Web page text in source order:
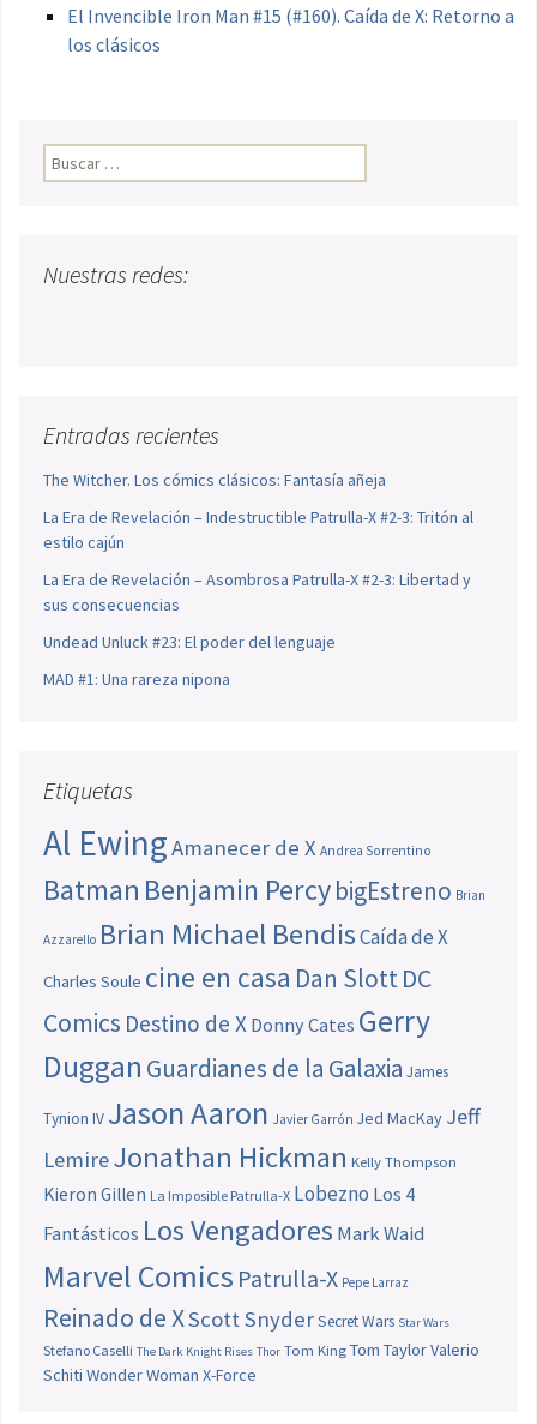
El Invencible Iron Man #15 (#160). Caída de X: Retorno a
los clásicos
Buscar:
Nuestras redes:
Entradas recientes
The Witcher. Los cómics clásicos: Fantasía añeja
La Era de Revelación – Indestructible Patrulla-X #2-3: Tritón al
estilo cajún
La Era de Revelación – Asombrosa Patrulla-X #2-3: Libertad y
sus consecuencias
Undead Unluck #23: El poder del lenguaje
MAD #1: Una rareza nipona
Etiquetas
Al EwingAmanecer de X Andrea Sorrentino
Batman Benjamin PercybigEstreno Brian
Azzarello Brian Michael BendisCaída de X
Charles Soule cine en casa Dan SlottDC
Comics Destino de X Donny Cates Gerry
Duggan Guardianes de la Galaxia James
Tynion IV Jason Aaron Javier Garrón Jed MacKay Jeff
LemireJonathan Hickman Kelly Thompson
Kieron Gillen La Imposible Patrulla-X Lobezno Los 4
Fantásticos Los Vengadores Mark Waid
Marvel Comics Patrulla-X Pepe Larraz
Reinado de XScott SnyderSecret Wars Star Wars
Stefano Caselli The Dark Knight Rises Thor Tom King Tom TaylorValerio
Schiti Wonder Woman X-Force